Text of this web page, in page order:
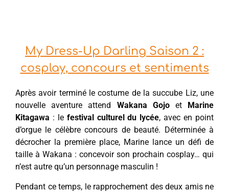
My Dress-Up Darling Saison 2 :
cosplay, concours et sentiments
Après avoir terminé le costume de la succube Liz, une
nouvelle aventure attend Wakana Gojoet Marine
Kitagawa : le festival culturel du lycée, avec en point
d’orgue le célèbre concours de beauté. Déterminée à
décrocher la première place, Marine lance un défi de
taille à Wakana : concevoir son prochain cosplay… qui
n’est autre qu’un personnage masculin !
Pendant ce temps, le rapprochement des deux amis ne